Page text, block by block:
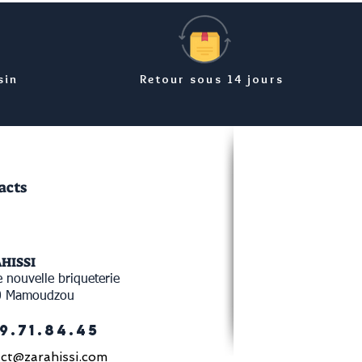
Retour sous 14 jours
nouvelle briqueterie
Mamoudzou